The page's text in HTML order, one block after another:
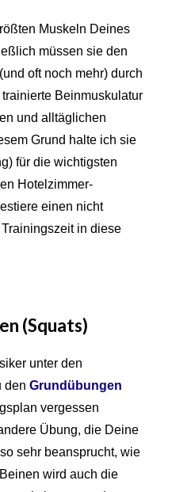
Muskeln Deines
müssen sie den
oft noch mehr) durch
Beinmuskulatur
und alltäglichen
Grund halte ich sie
für die wichtigsten
Hotelzimmer-
einen nicht
in diese
(Squats)
unter den
den Grundübungen
vergessen
Übung, die Deine
sehr beansprucht, wie
wird auch die